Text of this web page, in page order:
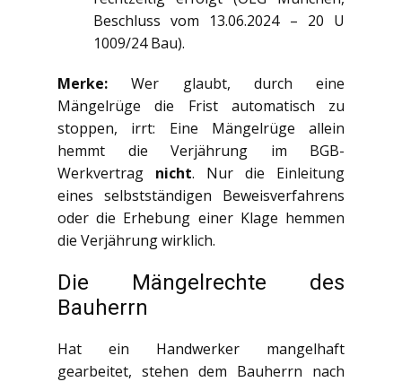
Beschluss vom 13.06.2024 – 20 U
1009/24 Bau).
Merke: Wer glaubt, durch eine
Mängelrüge die Frist automatisch zu
stoppen, irrt: Eine Mängelrüge allein
hemmt die Verjährung im BGB-
Werkvertrag nicht. Nur die Einleitung
eines selbstständigen Beweisverfahrens
oder die Erhebung einer Klage hemmen
die Verjährung wirklich.
Die Mängelrechte des
Bauherrn
Hat ein Handwerker mangelhaft
gearbeitet, stehen dem Bauherrn nach